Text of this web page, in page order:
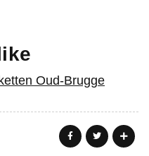
Oud-Brugge